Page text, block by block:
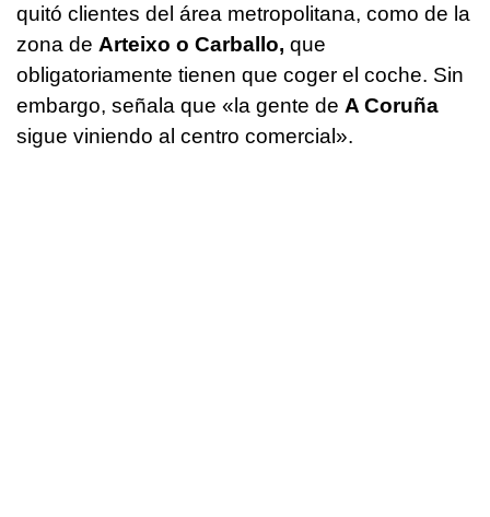
quitó clientes del área metropolitana, como de la
zona de Arteixo o Carballo, que
obligatoriamente tienen que coger el coche. Sin
embargo, señala que «la gente de A Coruña
sigue viniendo al centro comercial».